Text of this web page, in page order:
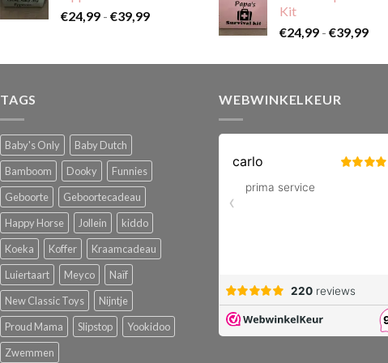
€24,99 - €39,99Prijsklasse:
€39,99
Kit
€24,99 - €39,99
tot
TAGS
Baby's Only
Baby Dutch
Bamboom
Dooky
Funnies
Geboorte
Geboortecadeau
Happy Horse
Jollein
kiddo
Koeka
Koffer
Kraamcadeau
Luiertaart
Meyco
Naïf
New Classic Toys
Nijntje
Proud Mama
Slipstop
Yookidoo
Zwemmen
WEBWINKELKEUR